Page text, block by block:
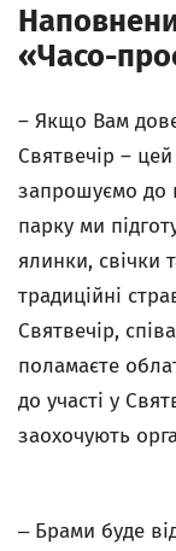
«Часо-
– Якщо Вам
Святвечір –
запрошуємо до
парку ми
ялинки, свічки
традиційні
Святвечір,
поламаєте
до участі у
заохочують
‒ Брами буде